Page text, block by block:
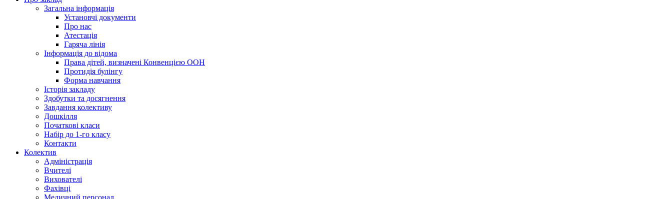
Загальна інформація
Установчі документи
Про нас
Атестація
Гаряча лінія
Інформація до відома
Права дітей, визначені Конвенцією ООН
Протидія булінгу
Форма навчання
Історія закладу
Здобутки та досягнення
Завдання колективу
Дошкілля
Початкові класи
Набір до 1-го класу
Контакти
Колектив
Адміністрація
Вчителі
Вихователі
Фахівці
Медичний персонал